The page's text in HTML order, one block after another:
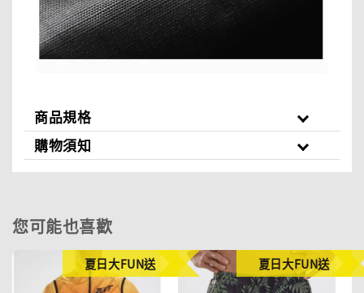
商品規格
購物須知
您可能也喜歡
夏日大FUN送 夏日大FUN送